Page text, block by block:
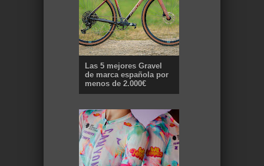
Las 5 mejores Gravel
de marca española por
menos de 2.000€